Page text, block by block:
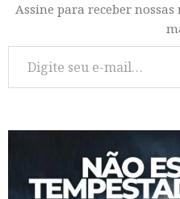
Assine para receber